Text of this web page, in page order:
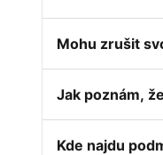
Mohu zrušit
Jak poznám,
Kde najdu